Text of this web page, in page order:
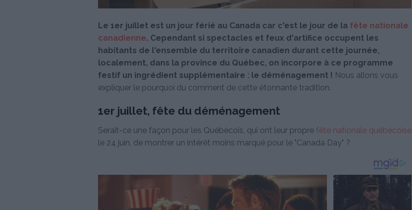
Le 1er juillet est un jour férié au Canada car c'est le jour de la fête nationale
canadienne. Cependant si spectacles et feux d'artifice occupent les
habitants de l'ensemble du territoire canadien durant cette journée,
localement, dans la province du Québec, on incorpore à ce programme
festif un ingrédient supplémentaire : le déménagement ! Nous allons vous
expliquer le pourquoi du comment de cette étonnante tradition.
1er juillet, fête du déménagement
Serait-ce une façon pour les Québécois, qui ont leur propre fête nationale québécoise
le 24 juin, de montrer un intérêt moins marqué pour le "Canada Day" ?